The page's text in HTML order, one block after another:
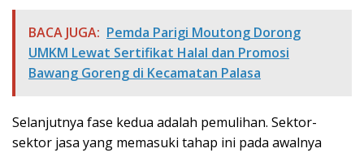
BACA JUGA: Pemda Parigi Moutong Dorong
UMKM Lewat Sertifikat Halal dan Promosi
Bawang Goreng di Kecamatan Palasa
Selanjutnya fase kedua adalah pemulihan. Sektor-
sektor jasa yang memasuki tahap ini pada awalnya